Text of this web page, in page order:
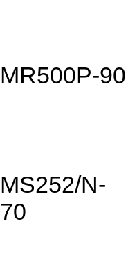
MR500P-90
MS252/N-
70